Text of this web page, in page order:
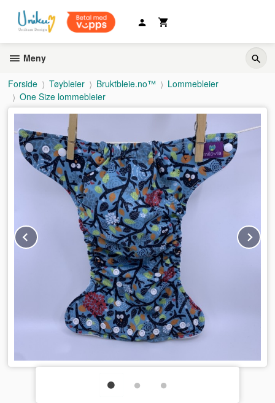
innholdet
Meny
Forside Tøybleier Bruktbleie.no™
Lommebleier
One Size lommebleier
Prev